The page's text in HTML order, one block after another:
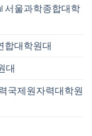
서울과학종합대학
합대학원대
대
국제원자력대학원